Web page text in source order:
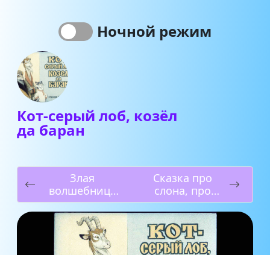
Ночной режим
Кот-серый лоб, козёл
да баран
Злая
волшебница
Бастинда
Сказка про
слона, про
костёр и про
белую уточку